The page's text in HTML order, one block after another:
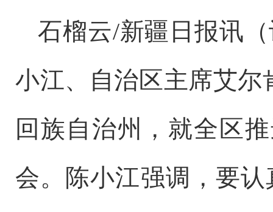
石榴云/新疆日报讯
小江、自治区主席艾尔
回族自治州，就全区
会。陈小江强调，要